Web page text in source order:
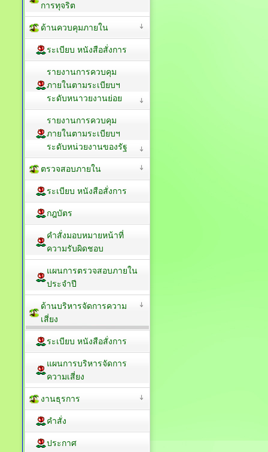
การทุจริต
ด้านควบคุมภายใน
ระเบียบ หนังสือสั่งการ
รายงานการควบคุม
ภายในตามระเบียบฯ
ระดับหนาวยงานย่อย
รายงานการควบคุม
ภายในตามระเบียบฯ
ระดับหน่วยงานของรัฐ
ตรวจสอบภายใน
ระเบียบ หนังสือสั่งการ
กฎบัตร
คำสั่งมอบหมายหน้าที่
ความรับผิดชอบ
แผนการตรวจสอบภายใน
ประจำปี
ด้านบริหารจัดการความ
เสี่ยง
ระเบียบ หนังสือสั่งการ
แผนการบริหารจัดการ
ความเสี่ยง
งานธุรการ
คำสั่ง
ประกาศ